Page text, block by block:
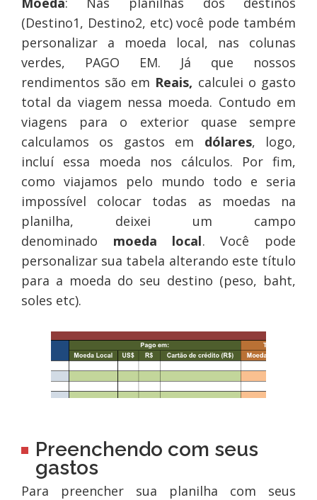
(Destino1, Destino2, etc) você pode também
personalizar a moeda local, nas colunas
verdes, PAGO EM. Já que nossos
rendimentos são em Reais, calculei o gasto
total da viagem nessa moeda. Contudo em
viagens para o exterior quase sempre
calculamos os gastos em dólares, logo,
incluí essa moeda nos cálculos. Por fim,
como viajamos pelo mundo todo e seria
impossível colocar todas as moedas na
planilha, deixei um campo
denominado moeda local. Você pode
personalizar sua tabela alterando este título
para a moeda do seu destino (peso, baht,
soles etc).
Preenchendo com seus
gastos
Para preencher sua planilha com seus